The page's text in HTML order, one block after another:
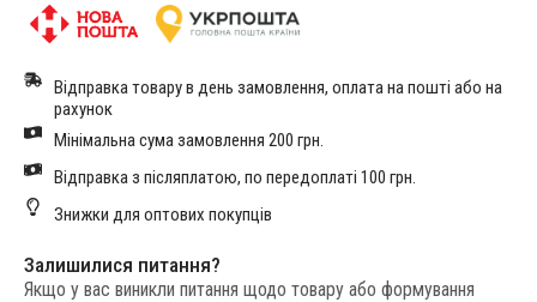
Відправка товару в день замовлення, оплата на пошті або на
рахунок
Мінімальна сума замовлення 200 грн.
Відправка з післяплатою, по передоплаті 100 грн.
Знижки для оптових покупців
Залишилися питання?
Якщо у вас виникли питання щодо товару або формування